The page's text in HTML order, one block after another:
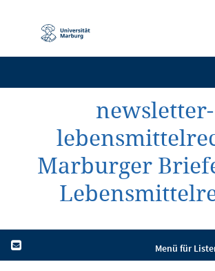
Navigation
newsletter-
Marburger
Menü für